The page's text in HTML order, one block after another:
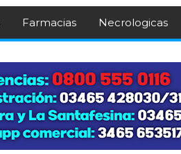
Farmacias Necrologicas